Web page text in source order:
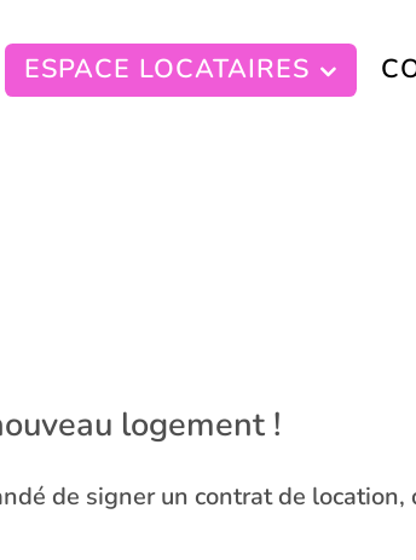
ESPACE LOCATAIRES
logement !
de signer un contrat de